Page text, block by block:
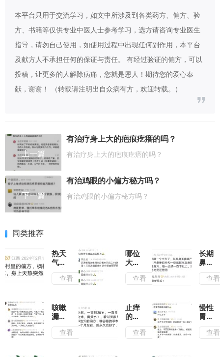
本平台只用于交流学习，如文中所涉及到各类药方、偏方、验
方、书籍等仅供专业中医人士参考学习，选方请咨询专业医生
指导，请勿自己使用，如使用过程中出现任何副作用，本平台
及献方人不承担任何的保证与责任。 有经过验证的偏方，可以
投稿，让更多的人解除病痛，您就是恩人！期待您的爱心奉
献，谢谢！ （转载请注明出自众病有方，欢迎转载。）
上一篇
有治疗身上大的疤痕疙瘩的吗？
有治疗身上大的疤痕疙瘩的吗？
下一篇
有治鸡眼的小偏方秘方吗？
有治鸡眼的小偏方秘方吗？
同类推荐
热天
气身
上突
然感
决的
办法
查看
哪位
大神
有治
血尿
的发
一下
谢谢
查看
长期
鼻炎
的可
以看
法每
家都
有不
用喝
查看
咳嗽
漏尿
怎么
治疗
查看
止痒
的最
快最
有效
查看
慢性
胃炎
用夏
枯草
查看